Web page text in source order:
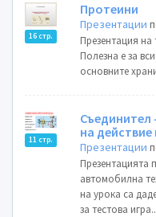
16 стр.
Протеини
Презентации
Презентация
Полезна е за
основните
11 стр.
на
Презентации
Презентацията
автомобилна
на урока са
за тестова